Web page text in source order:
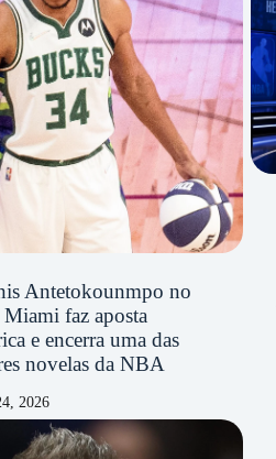
Antetokounmpo no
Miami faz aposta
e encerra uma das
novelas da NBA
2026